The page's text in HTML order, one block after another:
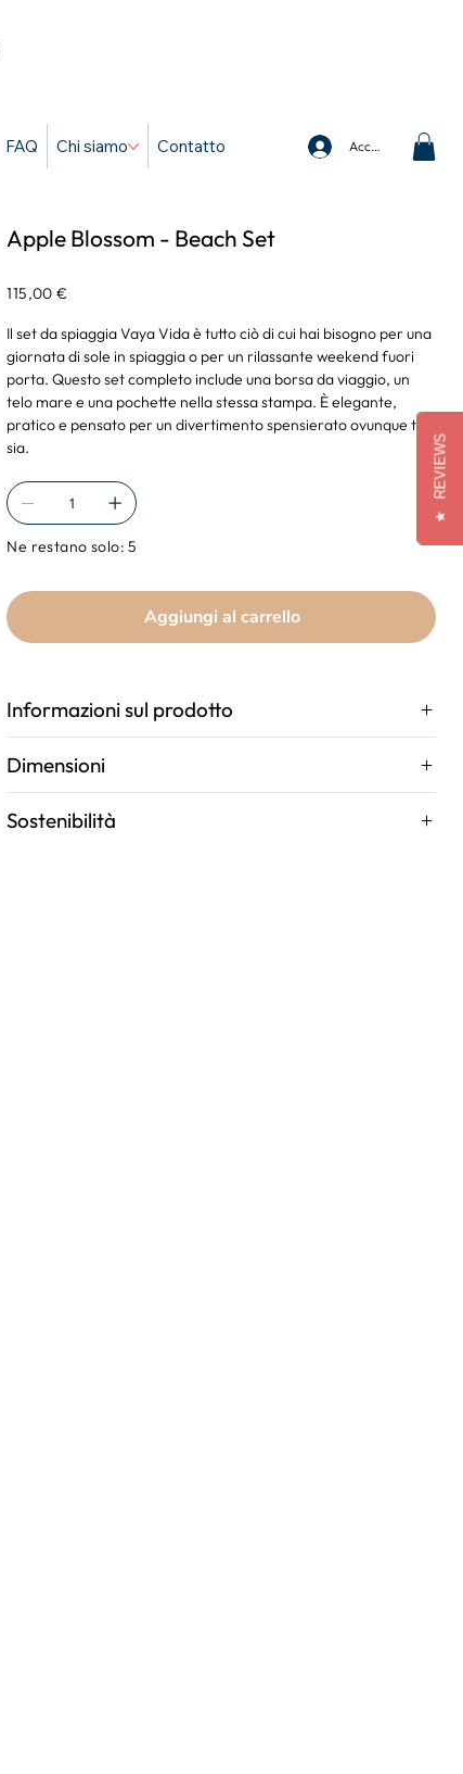
Accedi
FAQ Chi siamo Contatto
Apple Blossom - Beach Set
115,00 €
Il set da spiaggia Vaya Vida è tutto ciò di cui hai bisogno per una
giornata di sole in spiaggia o per un rilassante weekend fuori
porta. Questo set completo include una borsa da viaggio, un
telo mare e una pochette nella stessa stampa. È elegante,
pratico e pensato per un divertimento spensierato ovunque tu
sia.
Ne restano solo: 5
Aggiungi al carrello
Informazioni sul prodotto
Dimensioni
Sostenibilità
★
REVIEWS